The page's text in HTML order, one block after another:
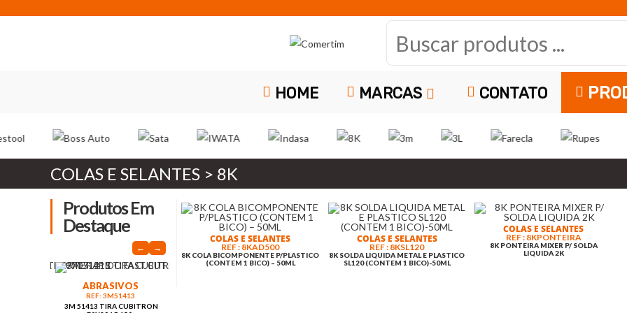
B
u
s
a
p
r
o
HOME MARCAS CONTATO
COLAS E SELANTES > 8K
COLAS E SELANTES
REF : 8KAD500
8K COLA BICOMPONENTE P/PLASTICO
(CONTEM 1 BICO) – 50ML
COLAS E SELANTES
REF : 8KSL120
8K SOLDA LIQUIDA METAL E PLASTICO
SL120 (CONTEM 1 BICO)-50ML
COLAS E SELANTES
REF : 8KPONTEIRA
8K PONTEIRA MIXER P/ SOLDA
LIQUIDA 2K
Produtos Em
Destaque
REF: 01901008
PROTECAO PLASTICO FINO
4X5
← →